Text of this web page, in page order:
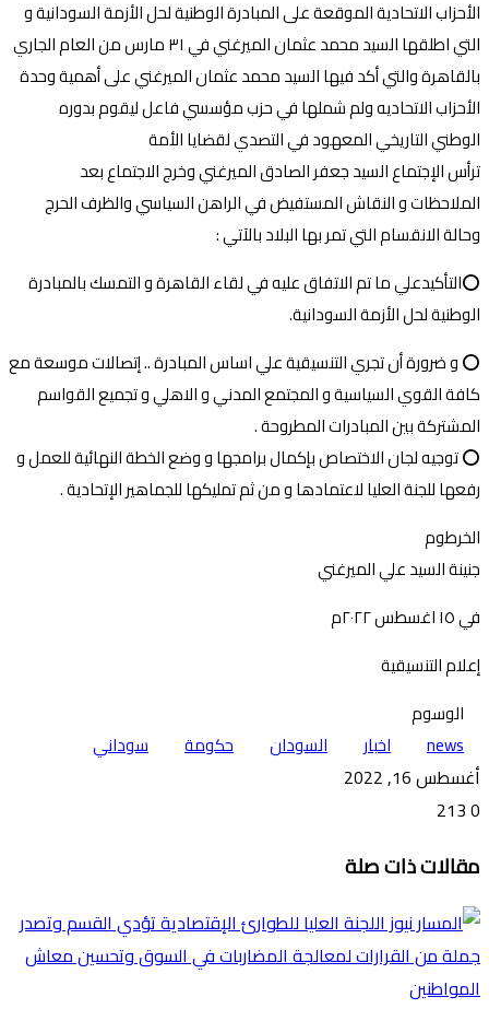
الأحزاب الاتحادية الموقعة على المبادرة الوطنية لحل الأزمة السودانية و
التي اطلقها السيد محمد عثمان الميرغني في ٣١ مارس من العام الجاري
بالقاهرة والتي أكد فيها السيد محمد عثمان الميرغني على أهمية وحدة
الأحزاب الاتحاديه ولم شملها في حزب مؤسسي فاعل ليقوم بدوره
الوطني التاريخي المعهود في التصدي لقضايا الأمة
ترأس الإجتماع السيد جعفر الصادق الميرغني وخرج الاجتماع بعد
الملاحظات و النقاش المستفيض في الراهن السياسي والظرف الحرج
وحالة الانقسام التي تمر بها البلاد بالآتي :
⭕التأكيدعلي ما تم الاتفاق عليه في لقاء القاهرة و التمسك بالمبادرة
الوطنية لحل الأزمة السودانية.
⭕ و ضرورة أن تجري التنسيقية علي اساس المبادرة .. إتصالات موسعة مع
كافة القوي السياسية و المجتمع المدني و الاهلي و تجميع القواسم
المشتركة بين المبادرات المطروحة .
⭕ توجيه لجان الاختصاص بإكمال برامجها و وضع الخطة النهائية للعمل و
رفعها للجنة العليا لاعتمادها و من ثم تمليكها للجماهير الإتحادية .
الخرطوم
جنينة السيد علي الميرغني
في ١٥ اغسطس ٢٠٢٢م
إعلام التنسيقية
الوسوم
news
اخبار السودان حكومة سوداني
أغسطس 16, 2022
0
عبر
البريد
مقالات ذات صلة